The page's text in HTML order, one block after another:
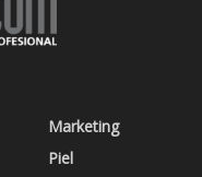
Marketing
Piel